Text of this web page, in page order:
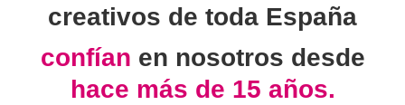
creativos de toda España
confían en nosotros desde
hace más de 15 años.